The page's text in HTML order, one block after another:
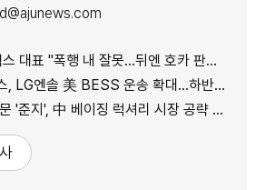
"폭행 내 잘못…뒤엔 호카 판권 노린 세력 있어"
엔솔 美 BESS 운송 확대…하반기 물량 3배로
준지', 中 베이징 럭셔리 시장 공략 본격화